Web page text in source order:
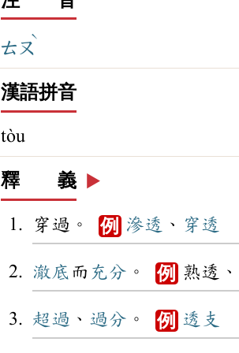
ㄊㄡ
ˋ
漢語拼音
tòu
釋 義 ▶️
穿過。 例 滲透 、 穿透
澈底 而 充分 。 例 熟透、
超過 、 過分 。 例 透支